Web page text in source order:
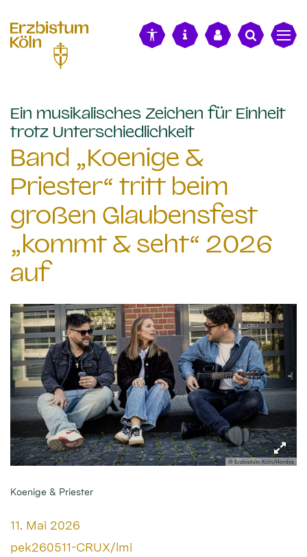
Ein musikalisches Zeichen für Einheit
trotz Unterschiedlichkeit:
Band „Koenige &
Priester“ tritt beim
großen Glaubensfest
„kommt & seht“ 2026
auf
© Erzbistum Köln/Hordys
Koenige & Priester
Datum:
11. Mai 2026
Von:
pek260511-CRUX/lmi